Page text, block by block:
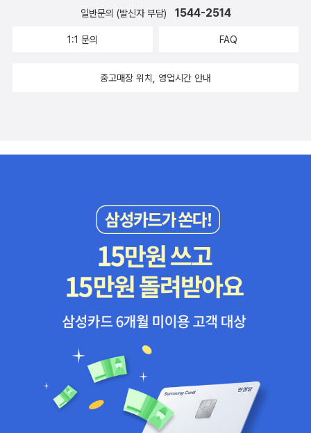
을 담고 있다. 유아용.시공주니어. 32쪽. 9천원.▲호두 = 아베 하지
기 위해 잘라야할지 고민하는 어린아이의 마음을 담은 동화. 비록 아
게 된다는 사실을 깨닫는다. 유아용.계수나무. 8천500원.▲엄마 엄
일반문의 (발신자 부담) 1544-2514
1:1 문의 FAQ
중고매장 위치, 영업시간 안내